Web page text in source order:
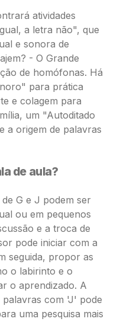
atividades
a letra não", que
e sonora de
- O Grande
de homófonas. Há
para prática
e colagem para
um "Autoditado
a origem de palavras
de aula?
G e J podem ser
ou em pequenos
e a troca de
pode iniciar com a
seguida, propor as
o labirinto e o
o aprendizado. A
com 'J' pode
uma pesquisa mais